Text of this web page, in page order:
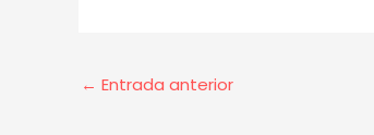
← Entrada anterior